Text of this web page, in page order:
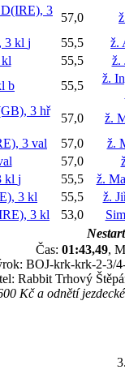
3
57,0
3 kl j 55,5
ž.
55,5
ž.
b 55,5
ž.
3 hř
57,0
ž.
3 val 57,0
ž.
57,0
kl j 55,5
ž.
3 kl 55,5
ž.
3 kl 53,0
Čas: 01:43,49,
BOJ-krk-krk-2-3/
Rabbit Trhový
Kč a odnětí